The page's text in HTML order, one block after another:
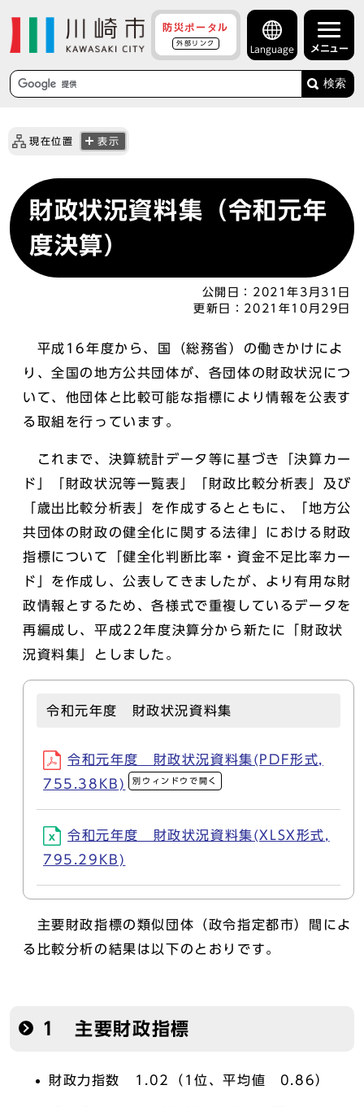
防災ポータル
外部リンク
Language メニュー
検索
現在位置 表示
財政状況資料集（令和元年
度決算）
公開日： 2021年3月31日
更新日： 2021年10月29日
平成16年度から、国（総務省）の働きかけによ
り、全国の地方公共団体が、各団体の財政状況につ
いて、他団体と比較可能な指標により情報を公表す
る取組を行っています。
これまで、決算統計データ等に基づき「決算カー
ド」「財政状況等一覧表」「財政比較分析表」及び
「歳出比較分析表」を作成するとともに、「地方公
共団体の財政の健全化に関する法律」における財政
指標について「健全化判断比率・資金不足比率カー
ド」を作成し、公表してきましたが、より有用な財
政情報とするため、各様式で重複しているデータを
再編成し、平成22年度決算分から新たに「財政状
況資料集」としました。
令和元年度 財政状況資料集
令和元年度 財政状況資料集(PDF形式,
755.38KB)
別ウィンドウで開く
令和元年度 財政状況資料集(XLSX形式,
795.29KB)
主要財政指標の類似団体（政令指定都市）間によ
る比較分析の結果は以下のとおりです。
1 主要財政指標
財政力指数 1.02（1位、平均値 0.86）